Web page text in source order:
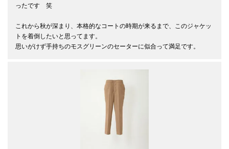
ったです　笑
これから秋が深まり、本格的なコートの時期が来るまで、このジャケッ
トを着倒したいと思ってます。
思いがけず手持ちのモスグリーンのセーターに似合って満足です。